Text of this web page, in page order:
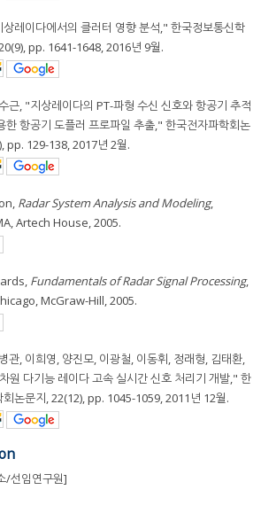
레이다에서의 클러터 영향 분석," 한국정보통신학
pp. 1641-1648, 2016년 9월.
근, "지상레이다의 PT-파형 수신 신호와 항공기 추적
한 항공기 도플러 프로파일 추출," 한국전자파학회논
pp. 129-138, 2017년 2월.
Radar System Analysis and Modeling,
Artech House, 2005.
Fundamentals of Radar Signal Processing,
McGraw-Hill, 2005.
관, 이희영, 양진모, 이광철, 이동휘, 정래형, 김태환,
원 다기능 레이다 고속 실시간 신호 처리기 개발," 한
회논문지, 22(12), pp. 1045-1059, 2011년 12월.
/선임연구원]